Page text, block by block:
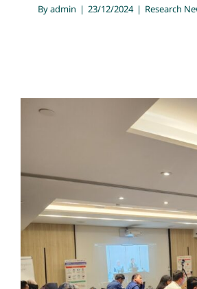
Byadmin | 23/12/2024 | Research
Jasa Riset PT.
Fasilitator Focus
Masyarakat
Pengawasan
Kesadaran